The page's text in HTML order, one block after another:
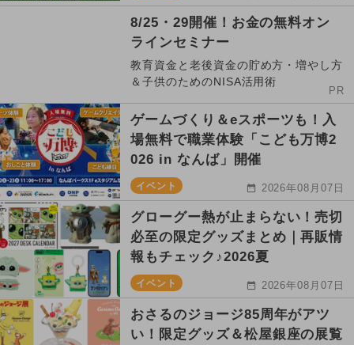
8/25・29開催！お金の無料オン
ラインセミナー
教育資金と老後資金の貯め方・増やし方
＆子供のためのNISA活用術
PR
ゲームづくり＆eスポーツも！入
場無料で職業体験「こども万博2
026 in なんば」開催
イベント 2026年08月07日
グローグー熱が止まらない！売切
必至の限定グッズまとめ｜再販情
報もチェック♪2026夏
イベント 2026年08月07日
おさるのジョージ85周年がアツ
い！限定グッズ＆松屋銀座の展覧